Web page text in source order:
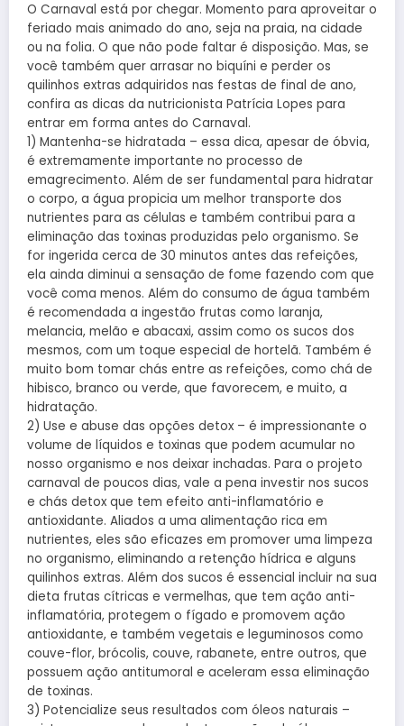
O Carnaval está por chegar. Momento para aproveitar o
feriado mais animado do ano, seja na praia, na cidade
ou na folia. O que não pode faltar é disposição. Mas, se
você também quer arrasar no biquíni e perder os
quilinhos extras adquiridos nas festas de final de ano,
confira as dicas da nutricionista Patrícia Lopes para
entrar em forma antes do Carnaval.
1) Mantenha-se hidratada – essa dica, apesar de óbvia,
é extremamente importante no processo de
emagrecimento. Além de ser fundamental para hidratar
o corpo, a água propicia um melhor transporte dos
nutrientes para as células e também contribui para a
eliminação das toxinas produzidas pelo organismo. Se
for ingerida cerca de 30 minutos antes das refeições,
ela ainda diminui a sensação de fome fazendo com que
você coma menos. Além do consumo de água também
é recomendada a ingestão frutas como laranja,
melancia, melão e abacaxi, assim como os sucos dos
mesmos, com um toque especial de hortelã. Também é
muito bom tomar chás entre as refeições, como chá de
hibisco, branco ou verde, que favorecem, e muito, a
hidratação.
2) Use e abuse das opções detox – é impressionante o
volume de líquidos e toxinas que podem acumular no
nosso organismo e nos deixar inchadas. Para o projeto
carnaval de poucos dias, vale a pena investir nos sucos
e chás detox que tem efeito anti-inflamatório e
antioxidante. Aliados a uma alimentação rica em
nutrientes, eles são eficazes em promover uma limpeza
no organismo, eliminando a retenção hídrica e alguns
quilinhos extras. Além dos sucos é essencial incluir na sua
dieta frutas cítricas e vermelhas, que tem ação anti-
inflamatória, protegem o fígado e promovem ação
antioxidante, e também vegetais e leguminosos como
couve-flor, brócolis, couve, rabanete, entre outros, que
possuem ação antitumoral e aceleram essa eliminação
de toxinas.
3) Potencialize seus resultados com óleos naturais –